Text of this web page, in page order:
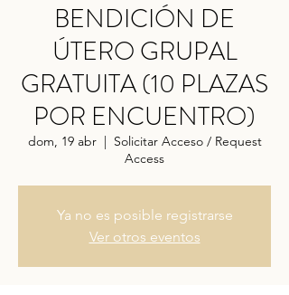
BENDICIÓN DE
ÚTERO GRUPAL
GRATUITA (10 PLAZAS
POR ENCUENTRO)
dom, 19 abr
  |
Solicitar Acceso / Request
Access
Ya no es posible registrarse
Ver otros eventos